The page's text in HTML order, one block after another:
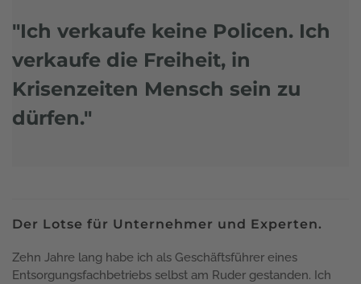
"Ich verkaufe keine Policen. Ich
verkaufe die Freiheit, in
Krisenzeiten Mensch sein zu
dürfen."
Der Lotse für Unternehmer und Experten.
Zehn Jahre lang habe ich als Geschäftsführer eines
Entsorgungsfachbetriebs selbst am Ruder gestanden. Ich